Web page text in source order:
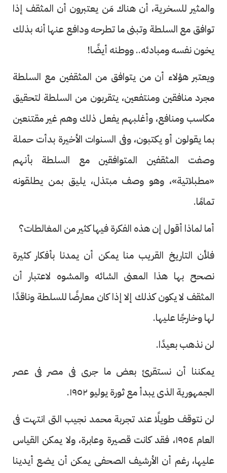
والمثير للسخرية، أن هناك مَن يعتبرون أن المثقف إذا
توافق مع السلطة وتبنى ما تطرحه ودافع عنها أنه بذلك
يخون نفسه ومبادئه.. ووطنه أيضًا!
ويعتبر هؤلاء أن من يتوافق من المثقفين مع السلطة
مجرد منافقين ومنتفعين، يتقربون من السلطة لتحقيق
مكاسب ومنافع، وأغلبهم يفعل ذلك وهم غير مقتنعين
بما يقولون أو يكتبون، وفى السنوات الأخيرة بدأت حملة
وصفت المثقفين المتوافقين مع السلطة بأنهم
«مطبلاتية»، وهو وصف مبتذل، يليق بمن يطلقونه
تمامًا.
أما لماذا أقول إن هذه الفكرة فيها كثير من المغالطات؟
فلأن التاريخ القريب منا يمكن أن يمدنا بأفكار كثيرة
نصحح بها هذا المعنى الشائه والمشوه لاعتبار أن
المثقف لا يكون كذلك إلا إذا كان معارضًا للسلطة وناقدًا
لها وخارجًا عليها.
لن نذهب بعيدًا.
يمكننا أن نستقرئ بعض ما جرى فى مصر فى عصر
الجمهورية الذى يبدأ مع ثورة يوليو ١٩٥٢.
لن نتوقف طويلًا عند تجربة محمد نجيب التى انتهت فى
العام ١٩٥٤، فقد كانت قصيرة وعابرة، ولا يمكن القياس
عليها، رغم أن الأرشيف الصحفى يمكن أن يضع أيدينا